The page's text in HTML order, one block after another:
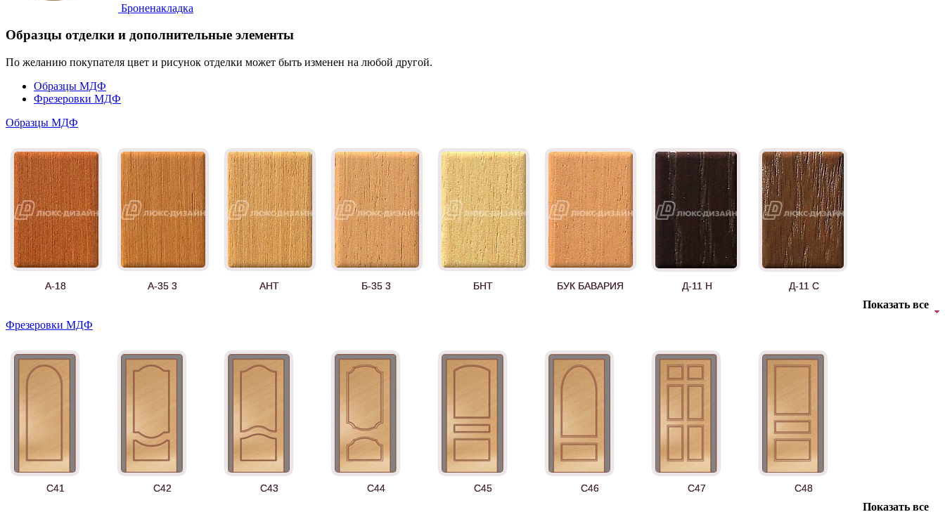
Броненакладка
Образцы отделки и дополнительные элементы
По желанию покупателя цвет и рисунок отделки может быть изменен на любой другой.
Образцы МДФ
Фрезеровки МДФ
Образцы МДФ
А-18 А-35 3 АНТ Б-35 3 БНТ БУК БАВАРИЯ Д-11 Н Д-11 С
Д-15 60 Д-35 Н Д-35 С Д-35 СС Д-36 Н
Показать все
Фрезеровки МДФ
C41 C42 C43 C44 C45 C46 C47 C48
Показать все